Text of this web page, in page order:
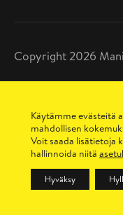
Copyright 2026
Tietosuojaseloste
Maksutavat
Sopimusehdot
Käytämme evästeitä
mahdollisen
Voit saada lisätietoja
hallinnoida niitä
Hyväksy